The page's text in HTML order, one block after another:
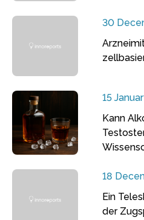
30
15
Kann
18
Ein
der